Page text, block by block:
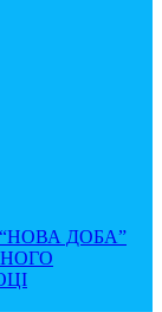
ДОБА”